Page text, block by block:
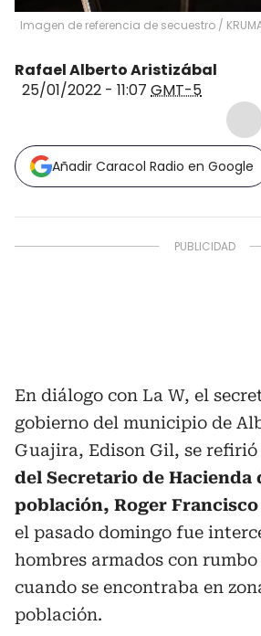
Imagen de referencia de secuestro /
Rafael Alberto Aristizábal
25/01/2022 - 11:07 GMT-5
Añadir Caracol Radio en Google
En diálogo con La W, el
gobierno del municipio de
Guajira, Edison Gil, se refirió
del Secretario de Hacienda
población, Roger
el pasado domingo fue
hombres armados con
cuando se encontraba en
población.